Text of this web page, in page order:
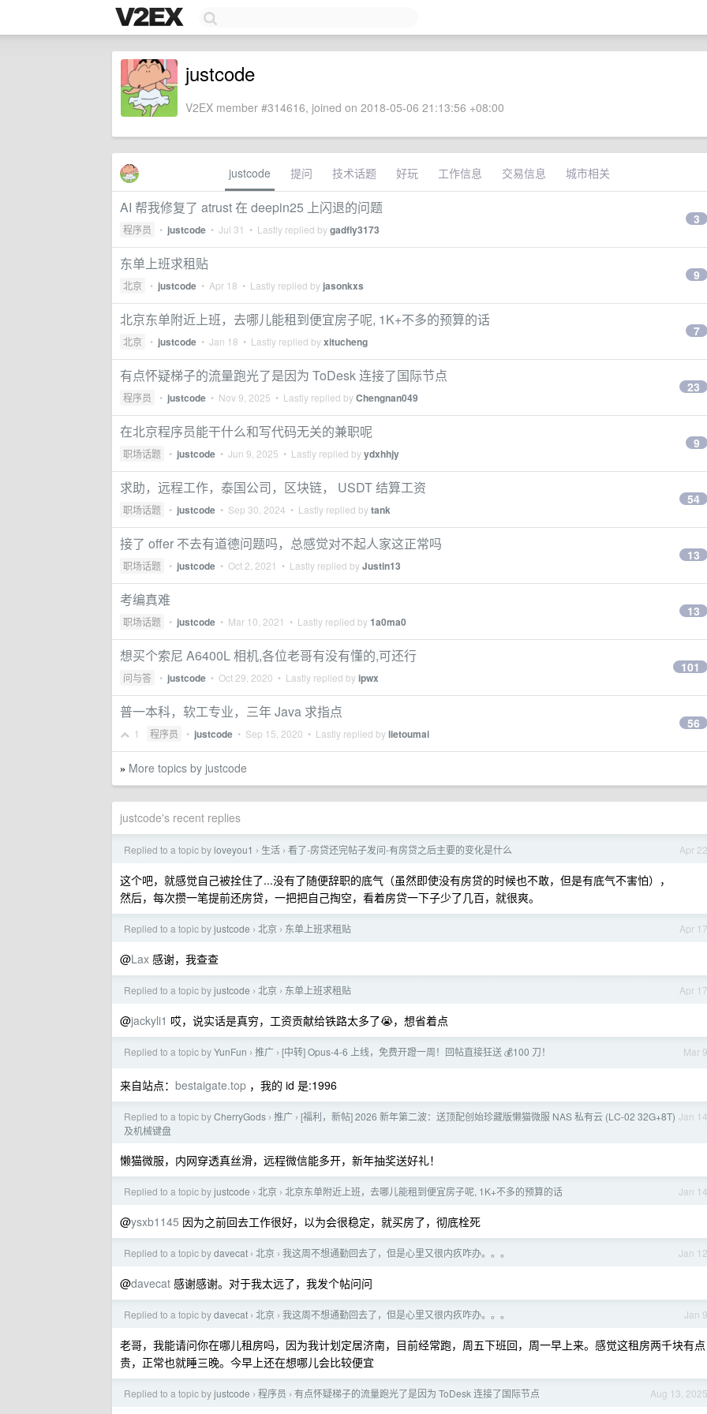
justcode
V2EX member #314616, joined on 2018-05-06 21:13:56 +08:00
justcode 提问 技术话题 好玩 工作信息 交易信息 城市相关
AI 帮我修复了 atrust 在 deepin25 上闪退的问题
程序员 • justcode • Jul 31 • Lastly replied bygadfly3173
3
东单上班求租贴
北京 • justcode • Apr 18 • Lastly replied by jasonkxs
9
北京东单附近上班，去哪儿能租到便宜房子呢, 1K+不多的预算的话
北京 • justcode • Jan 18 • Lastly replied byxitucheng
7
有点怀疑梯子的流量跑光了是因为 ToDesk 连接了国际节点
程序员 • justcode • Nov 9, 2025 • Lastly replied byChengnan049
23
在北京程序员能干什么和写代码无关的兼职呢
职场话题 • justcode • Jun 9, 2025 • Lastly replied byydxhhjy
9
求助，远程工作，泰国公司，区块链， USDT 结算工资
职场话题 • justcode • Sep 30, 2024 • Lastly replied bytank
54
接了 offer 不去有道德问题吗，总感觉对不起人家这正常吗
职场话题 • justcode • Oct 2, 2021 • Lastly replied byJustin13
13
考编真难
职场话题 • justcode • Mar 10, 2021 • Lastly replied by1a0ma0
13
想买个索尼 A6400L 相机,各位老哥有没有懂的,可还行
问与答 • justcode • Oct 29, 2020 • Lastly replied byipwx
101
普一本科，软工专业，三年 Java 求指点
1 程序员 • justcode • Sep 15, 2020 • Lastly replied bylietoumai
56
» More topics by justcode
justcode's recent replies
Apr 22
Replied to a topic by loveyou1 › 生活 › 看了-房贷还完帖子发问-有房贷之后主要的变化是什么
这个吧，就感觉自己被拴住了...没有了随便辞职的底气（虽然即使没有房贷的时候也不敢，但是有底气不害怕），
然后，每次攒一笔提前还房贷，一把把自己掏空，看着房贷一下子少了几百，就很爽。
Apr 17
Replied to a topic byjustcode › 北京 › 东单上班求租贴
@Lax 感谢，我查查
Apr 17
Replied to a topic byjustcode › 北京 › 东单上班求租贴
@jackyli1 哎，说实话是真穷，工资贡献给铁路太多了😭，想省着点
Mar 9
Replied to a topic byYunFun › 推广 › [中转] Opus-4-6 上线，免费开蹬一周！回帖直接狂送 💰100 刀！
来自站点： bestaigate.top ，我的 id 是:1996
Jan 14
Replied to a topic byCherryGods › 推广 › [福利，新帖] 2026 新年第二波：送顶配创始珍藏版懒猫微服 NAS 私有云 (LC-02 32G+8T)
及机械键盘
懒猫微服，内网穿透真丝滑，远程微信能多开，新年抽奖送好礼！
Jan 14
Replied to a topic byjustcode › 北京 › 北京东单附近上班，去哪儿能租到便宜房子呢, 1K+不多的预算的话
@ysxb1145 因为之前回去工作很好，以为会很稳定，就买房了，彻底栓死
Jan 12
Replied to a topic bydavecat › 北京 › 我这周不想通勤回去了，但是心里又很内疚咋办。。。
@davecat 感谢感谢。对于我太远了，我发个帖问问
Jan 9
Replied to a topic bydavecat › 北京 › 我这周不想通勤回去了，但是心里又很内疚咋办。。。
老哥，我能请问你在哪儿租房吗，因为我计划定居济南，目前经常跑，周五下班回，周一早上来。感觉这租房两千块有点
贵，正常也就睡三晚。今早上还在想哪儿会比较便宜
Aug 13, 2025
Replied to a topic byjustcode › 程序员 › 有点怀疑梯子的流量跑光了是因为 ToDesk 连接了国际节点